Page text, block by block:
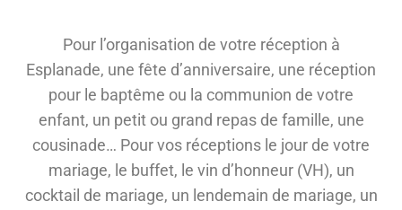
Pour l’organisation de votre réception à
Esplanade, une fête d’anniversaire, une réception
pour le baptême ou la communion de votre
enfant, un petit ou grand repas de famille, une
cousinade… Pour vos réceptions le jour de votre
mariage, le buffet, le vin d’honneur (VH), un
cocktail de mariage, un lendemain de mariage, un